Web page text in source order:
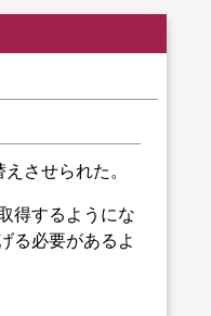
させられた。
得するようにな
る必要があるよ